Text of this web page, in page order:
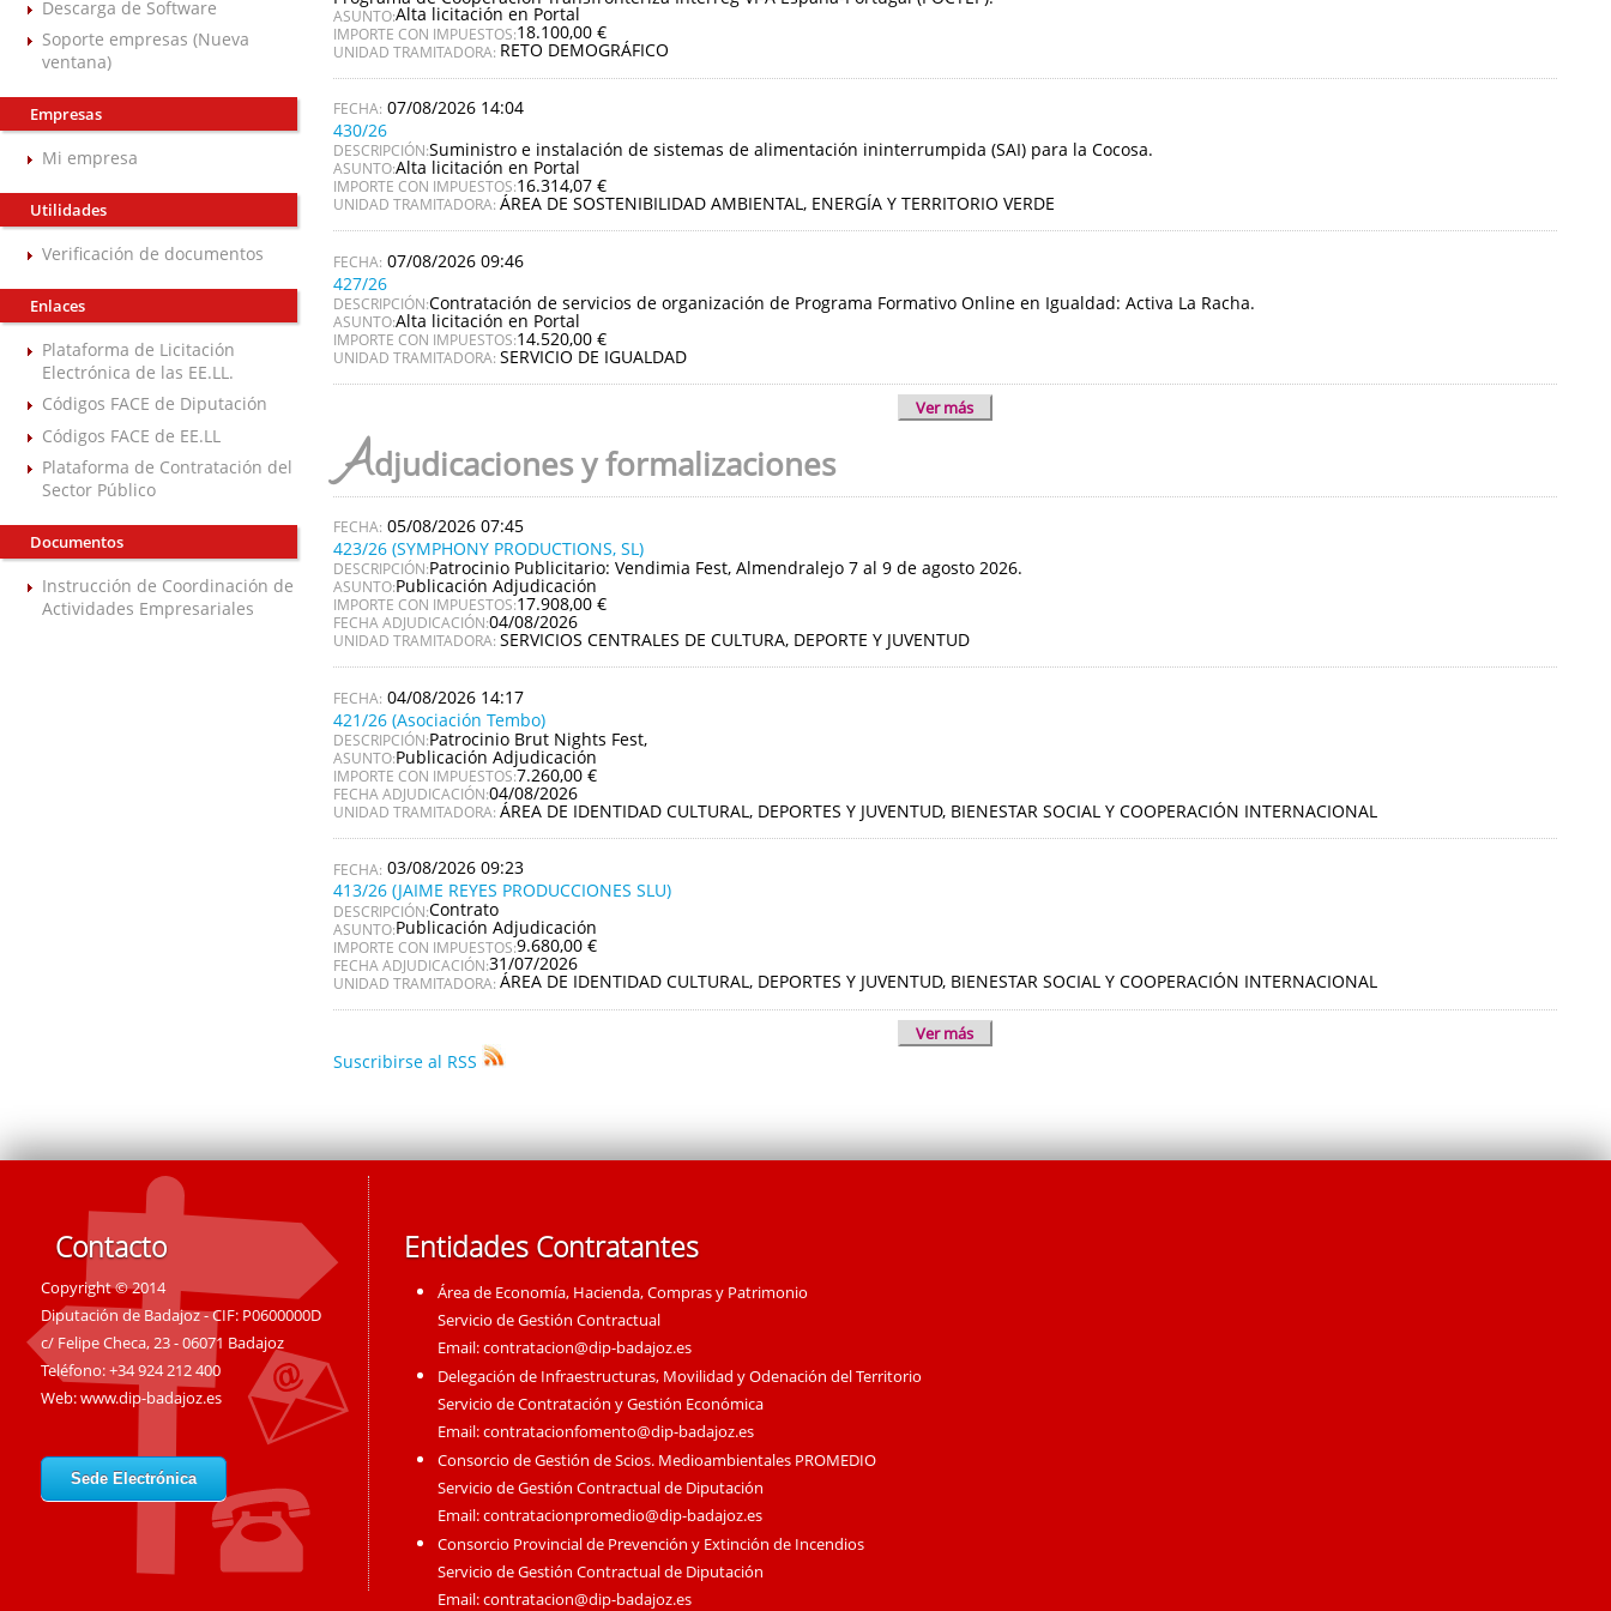
Descarga de Software
Soporte empresas (Nueva
ventana)
Empresas
Mi empresa
Utilidades
Verificación de documentos
Enlaces
Plataforma de Licitación
Electrónica de las EE.LL.
Códigos FACE de Diputación
Códigos FACE de EE.LL
Plataforma de Contratación del
Sector Público
Documentos
Instrucción de Coordinación de
Actividades Empresariales
ASUNTO:Alta licitación en Portal
IMPORTE CON IMPUESTOS:18.100,00 €
UNIDAD TRAMITADORA: RETO DEMOGRÁFICO
07/08/2026 14:04
430/26
DESCRIPCIÓN:Suministro e instalación de sistemas de alimentación ininterrumpida (SAI) para la Cocosa.
ASUNTO:Alta licitación en Portal
IMPORTE CON IMPUESTOS:16.314,07 €
UNIDAD TRAMITADORA: ÁREA DE SOSTENIBILIDAD AMBIENTAL, ENERGÍA Y TERRITORIO VERDE
07/08/2026 09:46
427/26
DESCRIPCIÓN:Contratación de servicios de organización de Programa Formativo Online en Igualdad: Activa La Racha.
ASUNTO:Alta licitación en Portal
IMPORTE CON IMPUESTOS:14.520,00 €
UNIDAD TRAMITADORA: SERVICIO DE IGUALDAD
Ver más
Adjudicaciones y formalizaciones
05/08/2026 07:45
423/26 (SYMPHONY PRODUCTIONS, SL)
DESCRIPCIÓN:Patrocinio Publicitario: Vendimia Fest, Almendralejo 7 al 9 de agosto 2026.
ASUNTO:Publicación Adjudicación
IMPORTE CON IMPUESTOS:17.908,00 €
FECHA ADJUDICACIÓN:04/08/2026
UNIDAD TRAMITADORA: SERVICIOS CENTRALES DE CULTURA, DEPORTE Y JUVENTUD
04/08/2026 14:17
421/26 (Asociación Tembo)
DESCRIPCIÓN:Patrocinio Brut Nights Fest,
ASUNTO:Publicación Adjudicación
IMPORTE CON IMPUESTOS:7.260,00 €
FECHA ADJUDICACIÓN:04/08/2026
UNIDAD TRAMITADORA: ÁREA DE IDENTIDAD CULTURAL, DEPORTES Y JUVENTUD, BIENESTAR SOCIAL Y COOPERACIÓN INTERNACIONAL
03/08/2026 09:23
413/26 (JAIME REYES PRODUCCIONES SLU)
DESCRIPCIÓN:Contrato
ASUNTO:Publicación Adjudicación
IMPORTE CON IMPUESTOS:9.680,00 €
FECHA ADJUDICACIÓN:31/07/2026
UNIDAD TRAMITADORA: ÁREA DE IDENTIDAD CULTURAL, DEPORTES Y JUVENTUD, BIENESTAR SOCIAL Y COOPERACIÓN INTERNACIONAL
Ver más
Suscribirse al RSS
Contacto
Copyright © 2014
Diputación de Badajoz - CIF: P0600000D
c/ Felipe Checa, 23 - 06071 Badajoz
Teléfono: +34 924 212 400
Web:www.dip-badajoz.es
Sede Electrónica
Entidades Contratantes
Área de Economía, Hacienda, Compras y Patrimonio
Servicio de Gestión Contractual
Email:contratacion@dip-badajoz.es
Delegación de Infraestructuras, Movilidad y Odenación del Territorio
Servicio de Contratación y Gestión Económica
Email:contratacionfomento@dip-badajoz.es
Consorcio de Gestión de Scios. Medioambientales PROMEDIO
Servicio de Gestión Contractual de Diputación
Email:contratacionpromedio@dip-badajoz.es
Consorcio Provincial de Prevención y Extinción de Incendios
Servicio de Gestión Contractual de Diputación
Email:contratacion@dip-badajoz.es